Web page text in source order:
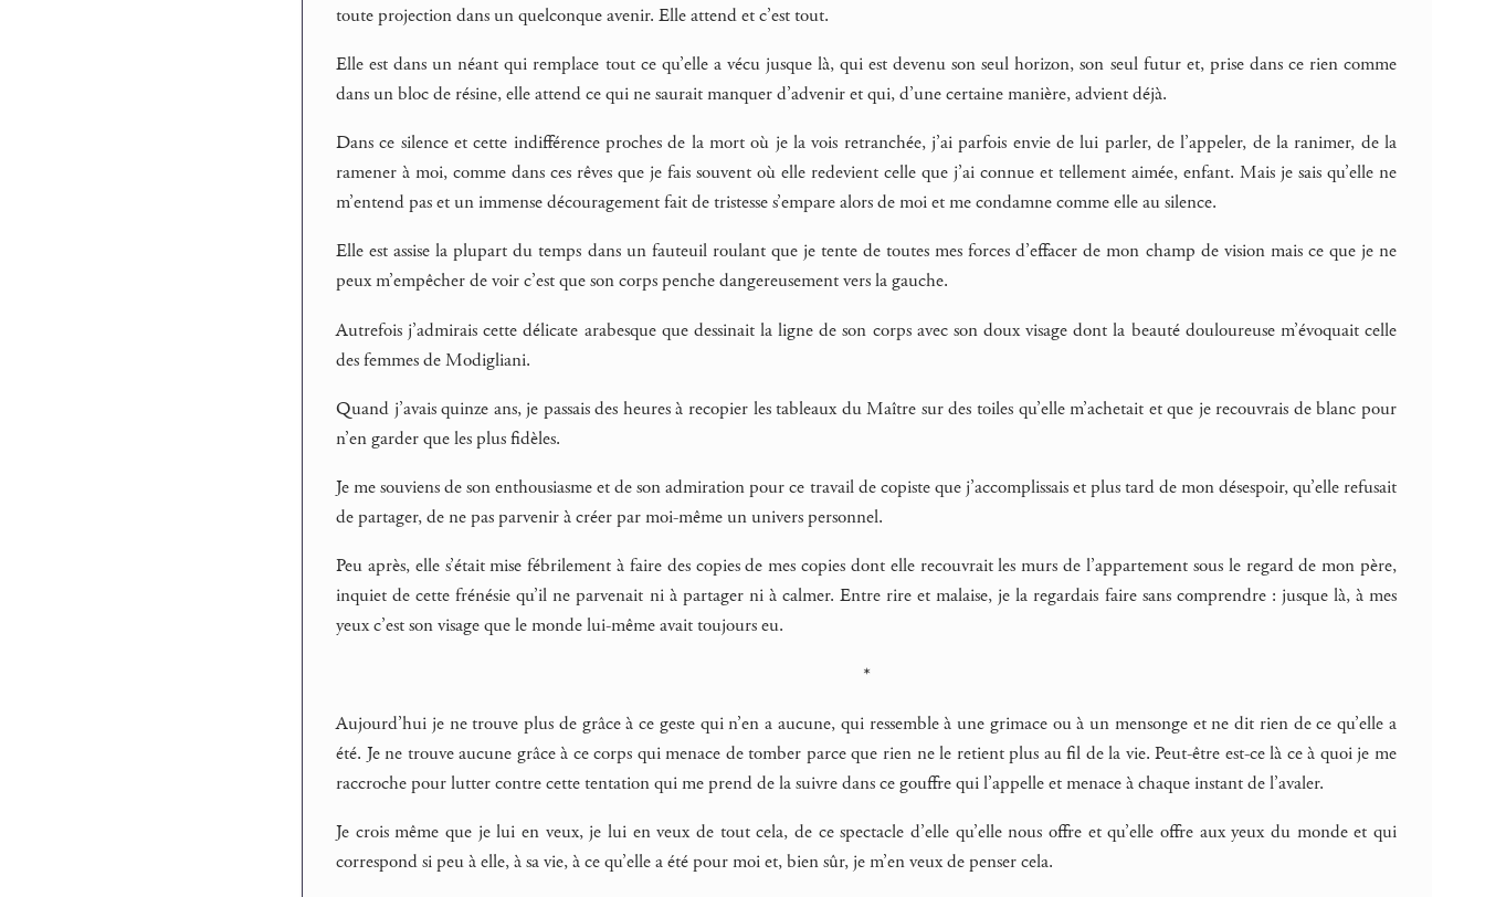
toute projection dans un quelconque avenir. Elle attend et c’est tout.
Elle est dans un néant qui remplace tout ce qu’elle a vécu jusque là, qui est devenu son seul horizon, son seul futur et, prise dans ce rien comme
dans un bloc de résine, elle attend ce qui ne saurait manquer d’advenir et qui, d’une certaine manière, advient déjà.
Dans ce silence et cette indifférence proches de la mort où je la vois retranchée, j’ai parfois envie de lui parler, de l’appeler, de la ranimer, de la
ramener à moi, comme dans ces rêves que je fais souvent où elle redevient celle que j’ai connue et tellement aimée, enfant. Mais je sais qu’elle ne
m’entend pas et un immense découragement fait de tristesse s’empare alors de moi et me condamne comme elle au silence.
Elle est assise la plupart du temps dans un fauteuil roulant que je tente de toutes mes forces d’effacer de mon champ de vision mais ce que je ne
peux m’empêcher de voir c’est que son corps penche dangereusement vers la gauche.
Autrefois j’admirais cette délicate arabesque que dessinait la ligne de son corps avec son doux visage dont la beauté douloureuse m’évoquait celle
des femmes de Modigliani.
Quand j’avais quinze ans, je passais des heures à recopier les tableaux du Maître sur des toiles qu’elle m’achetait et que je recouvrais de blanc pour
n’en garder que les plus fidèles.
Je me souviens de son enthousiasme et de son admiration pour ce travail de copiste que j’accomplissais et plus tard de mon désespoir, qu’elle refusait
de partager, de ne pas parvenir à créer par moi-même un univers personnel.
Peu après, elle s’était mise fébrilement à faire des copies de mes copies dont elle recouvrait les murs de l’appartement sous le regard de mon père,
inquiet de cette frénésie qu’il ne parvenait ni à partager ni à calmer. Entre rire et malaise, je la regardais faire sans comprendre : jusque là, à mes
yeux c’est son visage que le monde lui-même avait toujours eu.
*
Aujourd’hui je ne trouve plus de grâce à ce geste qui n’en a aucune, qui ressemble à une grimace ou à un mensonge et ne dit rien de ce qu’elle a
été. Je ne trouve aucune grâce à ce corps qui menace de tomber parce que rien ne le retient plus au fil de la vie. Peut-être est-ce là ce à quoi je me
raccroche pour lutter contre cette tentation qui me prend de la suivre dans ce gouffre qui l’appelle et menace à chaque instant de l’avaler.
Je crois même que je lui en veux, je lui en veux de tout cela, de ce spectacle d’elle qu’elle nous offre et qu’elle offre aux yeux du monde et qui
correspond si peu à elle, à sa vie, à ce qu’elle a été pour moi et, bien sûr, je m’en veux de penser cela.